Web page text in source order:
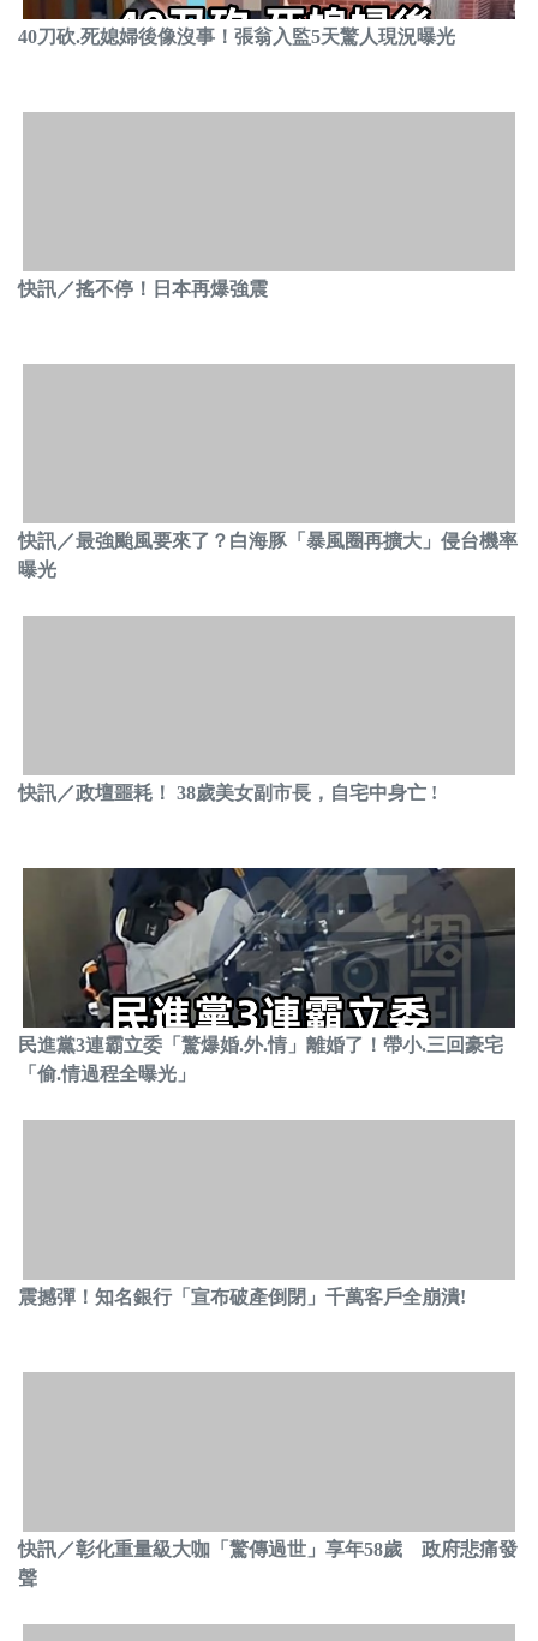
40刀砍.死媳婦後像沒事！張翁入監5天驚人現況曝光
快訊／搖不停！日本再爆強震
快訊／最強颱風要來了？白海豚「暴風圈再擴大」侵台機率
曝光
快訊／政壇噩耗！ 38歲美女副市長，自宅中身亡 !
民進黨3連霸立委「驚爆婚.外.情」離婚了！帶小.三回豪宅
「偷.情過程全曝光」
震撼彈！知名銀行「宣布破產倒閉」千萬客戶全崩潰!
快訊／彰化重量級大咖「驚傳過世」享年58歲 政府悲痛發
聲